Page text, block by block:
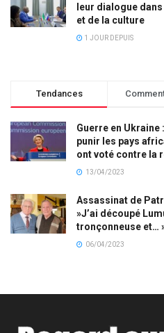
leur dialogue
et de la culture
1 JOUR DEPUIS
Tendances
Guerre en Ukraine
punir les pays
ont voté contre la
13/04/2023
Assassinat de
»J’ai découpé
tronçonneuse et…
06/04/2023